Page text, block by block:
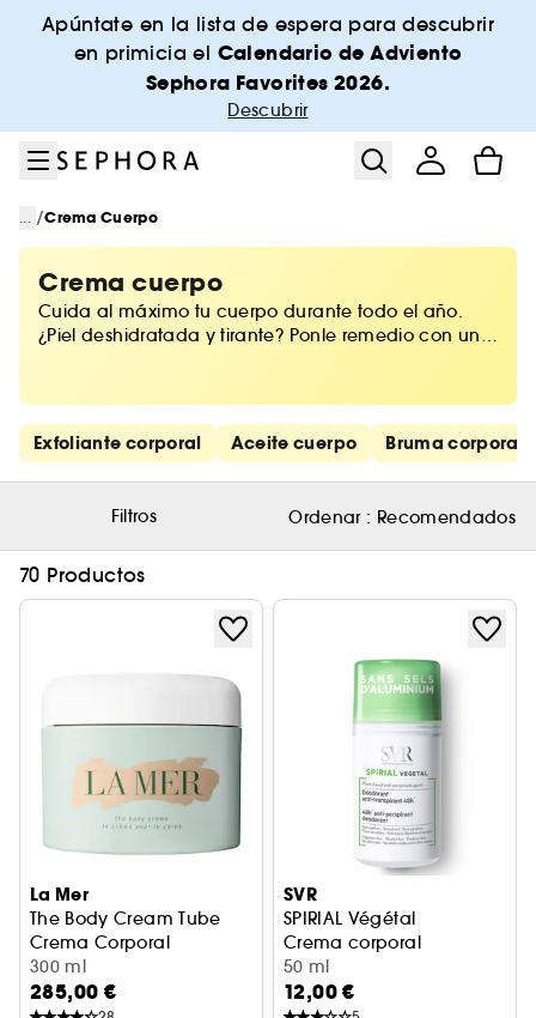
Ir al menú
Ir al contenido principal
Ir al pie de página
Apúntate en la lista de espera para descubrir
en primicia el Calendario de Adviento
Sephora Favorites 2026.
Descubrir
... /Crema Cuerpo
Crema cuerpo
Cuida al máximo tu cuerpo durante todo el año.
¿Piel deshidratada y tirante? Ponle remedio con una
que necesitas. En Sephora encontrarás una
selección de cremas hidratantes para recuperar
una piel perfecta y luminosa.
Saltar los enlaces rápidos
Exfoliante corporal Aceite cuerpo Bruma corporal
Filtros Ordenar : Recomendados
70 Productos
La Mer
The Body Cream Tube
Crema Corporal
300 ml
285,00 €
SVR
SPIRIAL Végétal
Crema corporal
50 ml
12,00 €